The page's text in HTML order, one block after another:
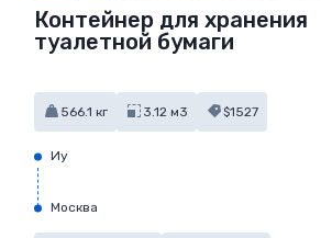
Контейнер для хранения
туалетной бумаги
566.1 кг 3.12 м3 $1527
Иу
Москва